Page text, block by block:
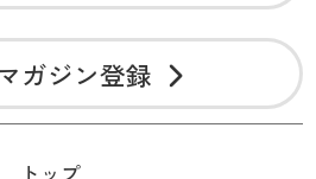
ガジン登録
トップ